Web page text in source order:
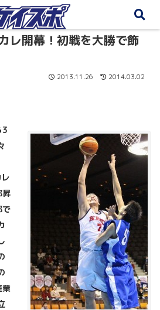
レ開幕！初戦を大勝で飾
2013.11.26 2014.03.02
3
昇
で
業